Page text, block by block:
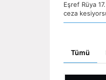
Eşref Rüya
ceza
Tümü